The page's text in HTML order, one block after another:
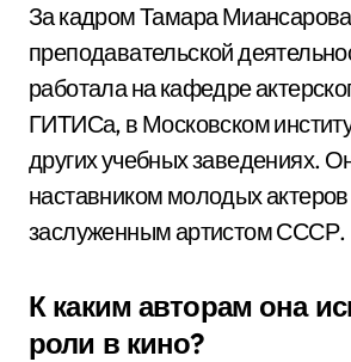
За кадром Тамара
преподавательской
работала на кафедре
ГИТИСа, в Московском
других учебных заведениях.
наставником молодых
заслуженным артистом СССР.
К каким авторам она
роли в кино?